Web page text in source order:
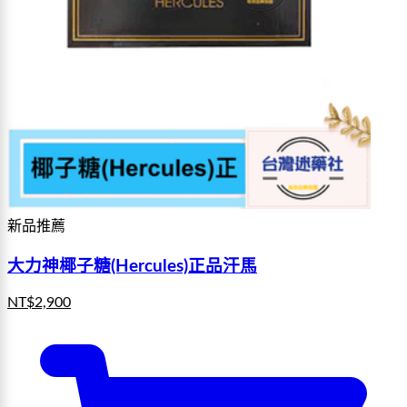
新品推薦
大力神椰子糖(Hercules)正品汗馬
NT$2,900